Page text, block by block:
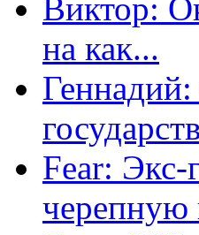
Виктор:
на как...
Геннадий:
Fear:
черепную